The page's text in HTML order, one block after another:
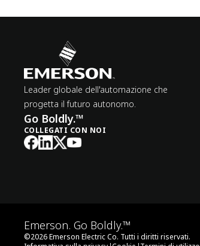
Leader globale dell'automazione che
progetta il futuro autonomo.
Go Boldly.™
COLLEGATI CON NOI
Emerson. Go Boldly.™
©2026Emerson Electric Co. Tutti i diritti riservati.